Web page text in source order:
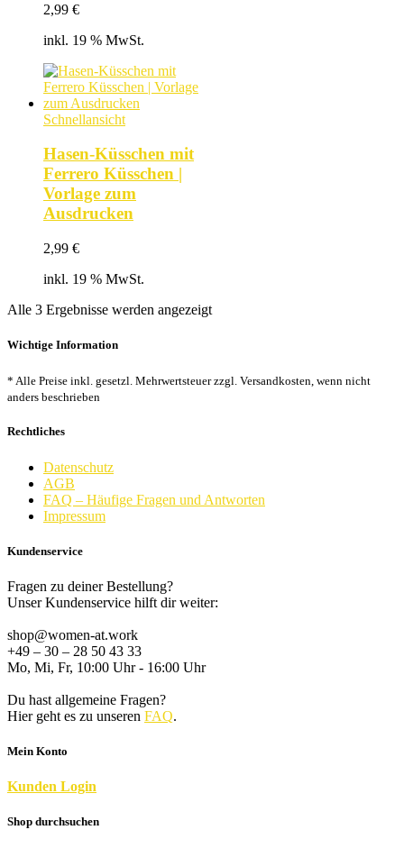
2,99 €
inkl. 19 % MwSt.
Schnellansicht
Hasen-Küsschen mit
Ferrero Küsschen |
Vorlage zum
Ausdrucken
2,99 €
inkl. 19 % MwSt.
Alle 3 Ergebnisse werden angezeigtNach
Wichtige Information
* Alle Preise inkl. gesetzl. Mehrwertsteuer zzgl. Versandkosten, wenn nicht
anders beschrieben
Rechtliches
Datenschutz
AGB
FAQ – Häufige Fragen und Antworten
Impressum
Kundenservice
Fragen zu deiner Bestellung?
Unser Kundenservice hilft dir weiter:
shop@women-at.work
+49 – 30 – 28 50 43 33
Mo, Mi, Fr, 10:00 Uhr - 16:00 Uhr
Du hast allgemeine Fragen?
Hier geht es zu unseren FAQ.
Mein Konto
Kunden Login
Shop durchsuchen